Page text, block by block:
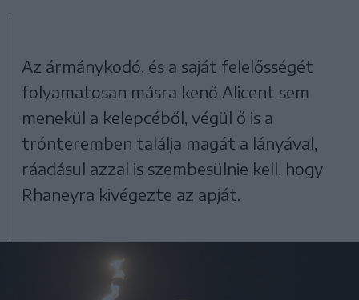
Az ármánykodó, és a saját felelősségét
folyamatosan másra kenő Alicent sem
menekül a kelepcéből, végül ő is a
trónteremben találja magát a lányával,
ráadásul azzal is szembesülnie kell, hogy
Rhaneyra kivégezte az apját.